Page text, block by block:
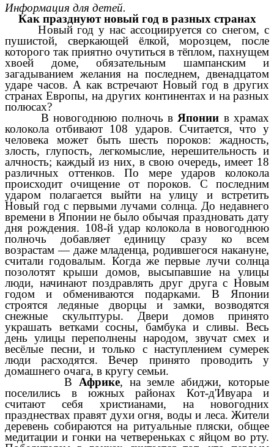
Информация для детей.
Как празднуют новый год в разных странах
Новый год у нас ассоциируется со снегом, с
пушистой, сверкающей ёлкой, морозцем, после
которого так приятно очутиться в тёплом, пахнущем
хвоей доме, обязательным шампанским и
загадыванием желания на последнем, двенадцатом
ударе часов. А как встречают Новый год в других
странах Европы, на других континентах и на разных
полюсах?
В новогоднюю полночь в Японии в храмах
колокола отбивают 108 ударов. Считается, что у
человека может быть шесть пороков: жадность,
злость, глупость, легкомыслие, нерешительность и
алчность; каждый из них, в свою очередь, имеет 18
различных оттенков. По мере ударов колокола
происходит очищение от пороков. С последним
ударом полагается выйти на улицу и встретить
Новый год с первыми лучами солнца. До недавнего
времени в Японии не было обычая праздновать дату
дня рождения. 108-й удар колокола в новогоднюю
полночь добавляет единицу сразу ко всем
возрастам — даже младенца, родившегося накануне,
считали годовалым. Когда же первые лучи солнца
позолотят крыши домов, высыпавшие на улицы
люди, начинают поздравлять друг друга с Новым
годом и обмениваются подарками. В Японии
строятся ледяные дворцы и замки, возводятся
снежные скульптуры. Двери домов принято
украшать ветками сосны, бамбука и сливы. Весь
день улицы переполнены народом, звучат смех и
весёлые песни, и только с наступлением сумерек
люди расходятся. Вечер принято проводить у
домашнего очага, в кругу семьи.
В Африке, на земле абиджи, которые
поселились в южных районах Кот-д'Ивуара и
считают себя христианами, на новогодних
празднествах правят духи огня, воды и леса. Жители
деревень собираются на ритуальные пляски, общее
медитации и гонки на четвереньках с яйцом во рту.